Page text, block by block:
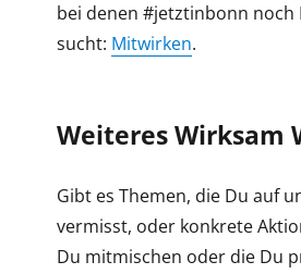
bei denen #jetztinbonn noch
sucht: Mitwirken.
Weiteres Wirksam
Gibt es Themen, die Du auf
vermisst, oder konkrete
Du mitmischen oder die Du